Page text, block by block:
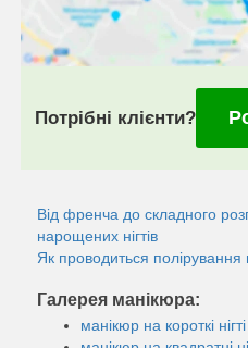
Потрібні клієнти?
Від френча до складного
нарощених нігтів
Як проводиться полірування
Галерея манікюра:
манікюр на короткі нігті